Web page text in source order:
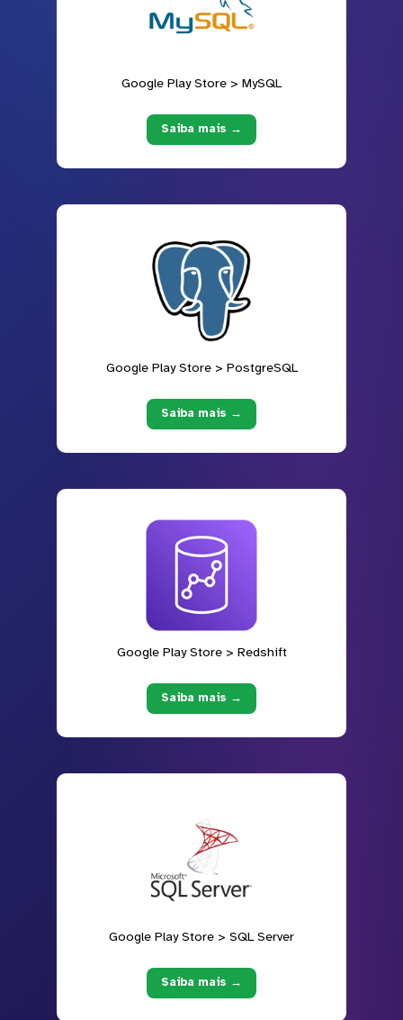
Google Play Store > MySQL
Saiba mais →
Google Play Store > PostgreSQL
Saiba mais →
Google Play Store > Redshift
Saiba mais →
Google Play Store > SQL Server
Saiba mais →